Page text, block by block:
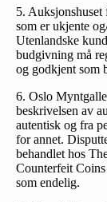
5.
som er ukjente
Utenlandske
budgivning må
og godkjent som
6. Oslo
beskrivelsen av
autentisk og fra
for annet.
behandlet hos
Counterfeit
som endelig.